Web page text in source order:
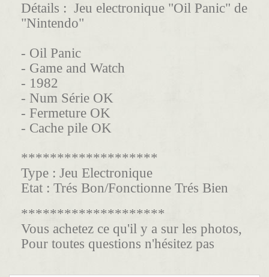
Détails : Jeu electronique "Oil Panic" de
"Nintendo"
- Oil Panic
- Game and Watch
- 1982
- Num Série OK
- Fermeture OK
- Cache pile OK
*******************
Type : Jeu Electronique
Etat : Trés Bon/Fonctionne Trés Bien
********************
Vous achetez ce qu'il y a sur les photos,
Pour toutes questions n'hésitez pas